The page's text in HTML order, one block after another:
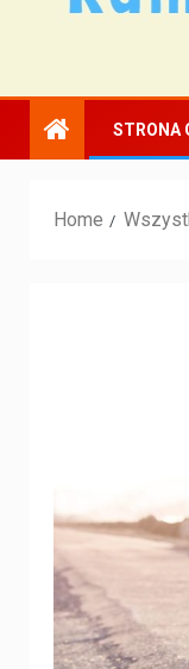
STRONA
Home